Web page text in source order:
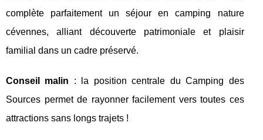
complète parfaitement un séjour en camping nature
cévennes, alliant découverte patrimoniale et plaisir
familial dans un cadre préservé.
Conseil malin : la position centrale du Camping des
Sources permet de rayonner facilement vers toutes ces
attractions sans longs trajets !